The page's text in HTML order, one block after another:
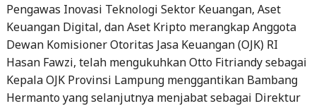
Pengawas Inovasi Teknologi Sektor Keuangan, Aset
Keuangan Digital, dan Aset Kripto merangkap Anggota
Dewan Komisioner Otoritas Jasa Keuangan (OJK) RI
Hasan Fawzi, telah mengukuhkan Otto Fitriandy sebagai
Kepala OJK Provinsi Lampung menggantikan Bambang
Hermanto yang selanjutnya menjabat sebagai Direktur